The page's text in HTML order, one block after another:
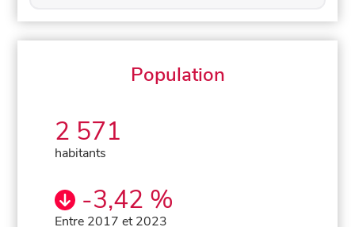
Population
2 571
habitants
-3,42 %
Entre 2017 et 2023